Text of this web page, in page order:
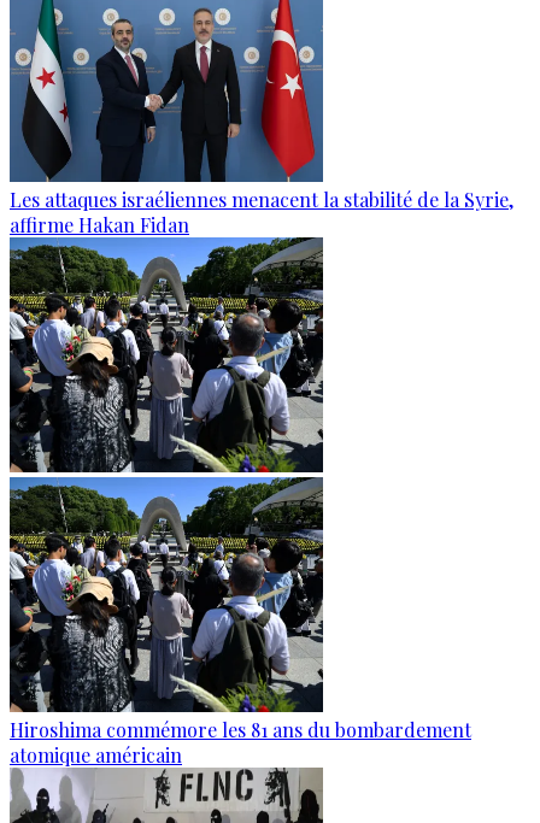
Les attaques israéliennes menacent la stabilité de la Syrie,
affirme Hakan Fidan
Hiroshima commémore les 81 ans du bombardement
atomique américain